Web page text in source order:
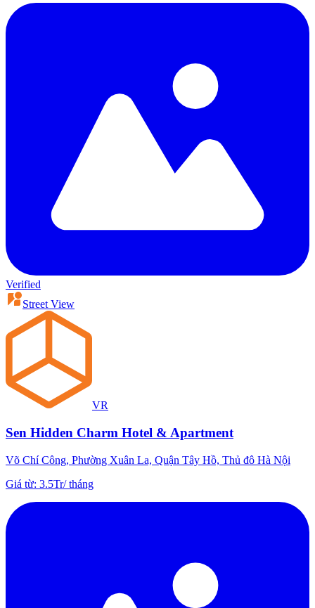
Verified
Street View
VR
Sen Hidden Charm Hotel & Apartment
Võ Chí Công, Phường Xuân La, Quận Tây Hồ, Thủ đô Hà Nội
Giá từ: 3.5Tr/tháng